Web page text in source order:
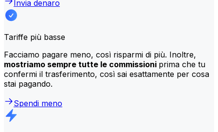
Invia denaro
Tariffe più basse
Facciamo pagare meno, così risparmi di più. Inoltre,
mostriamo sempre tutte le commissioni prima che tu
confermi il trasferimento, così sai esattamente per cosa
stai pagando.
Spendi meno